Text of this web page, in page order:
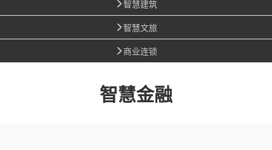
智慧建筑
智慧文旅
商业连锁
智慧金融